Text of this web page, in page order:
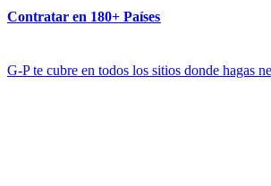
Contratar en 180+ Países​​
G-P te cubre en todos los sitios donde hagas